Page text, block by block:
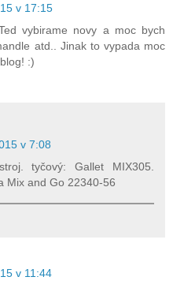
v 17:15
vybirame novy a moc bych
atd.. Jinak to vypada moc
:)
v 7:08
tyčový: Gallet MIX305.
Mix and Go 22340-56
v 11:44